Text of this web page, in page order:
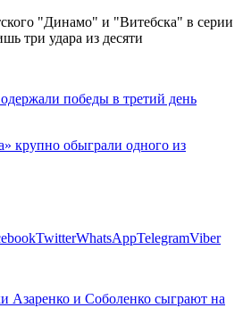
победы в третий день
крупно обыграли одного из
TwitterWhatsAppTelegramViber
Азаренко и Соболенко сыграют на